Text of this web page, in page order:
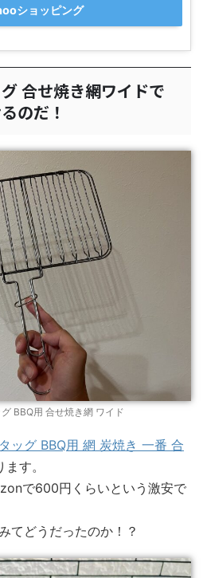
ショッピング
合せ焼き網ワイドで
のだ！
BBQ用 合せ焼き網 ワイド
ッグ BBQ用 網 炭焼き 一番 合
ます。
で600円くらいという激安で
てどうだったのか！？